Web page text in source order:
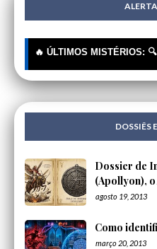
🔥 ÚLTIMOS MISTÉRIOS: 🔍
DOSSIÊS
Dossier de
(Apollyon),
agosto 19, 2013
Como
março 20, 2013